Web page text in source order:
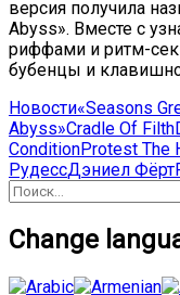
версия получила
Abyss». Вместе с
риффами и ритм-
бубенцы и
Новости«Seasons
Abyss»Cradle Of Filth
ConditionProtest The
РудессДэниел Фёрт
Найти:
Change